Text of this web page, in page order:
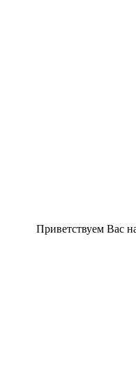
Приветствуем Вас